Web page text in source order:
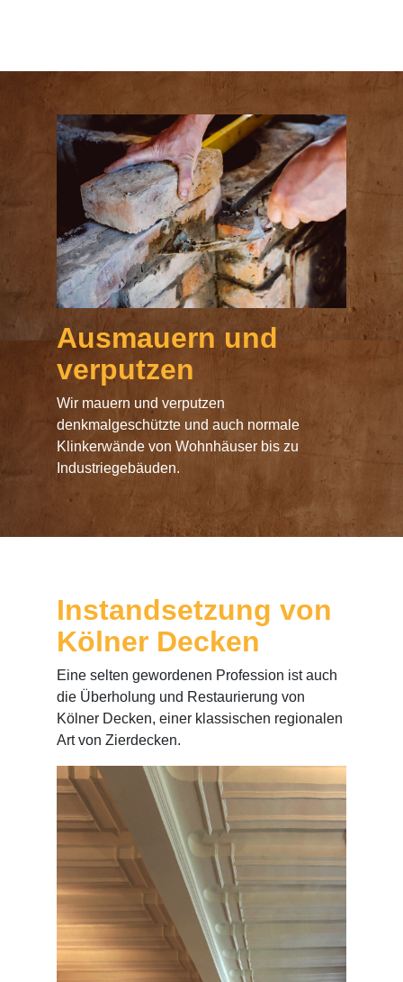
Ausmauern und
verputzen
Wir mauern und verputzen
denkmalgeschützte und auch normale
Klinkerwände von Wohnhäuser bis zu
Industriegebäuden.
Instandsetzung von
Kölner Decken
Eine selten gewordenen Profession ist auch
die Überholung und Restaurierung von
Kölner Decken, einer klassischen regionalen
Art von Zierdecken.